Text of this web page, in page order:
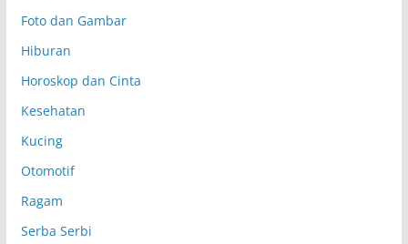
Foto dan Gambar
Hiburan
Horoskop dan Cinta
Kesehatan
Kucing
Otomotif
Ragam
Serba Serbi